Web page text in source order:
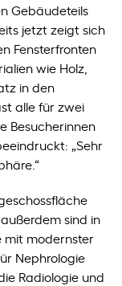
Gebäudeteils
jetzt zeigt sich
Fensterfronten
wie Holz,
in den
alle für zwei
Besucherinnen
„Sehr
sind in
mit modernster
Nephrologie
Radiologie und